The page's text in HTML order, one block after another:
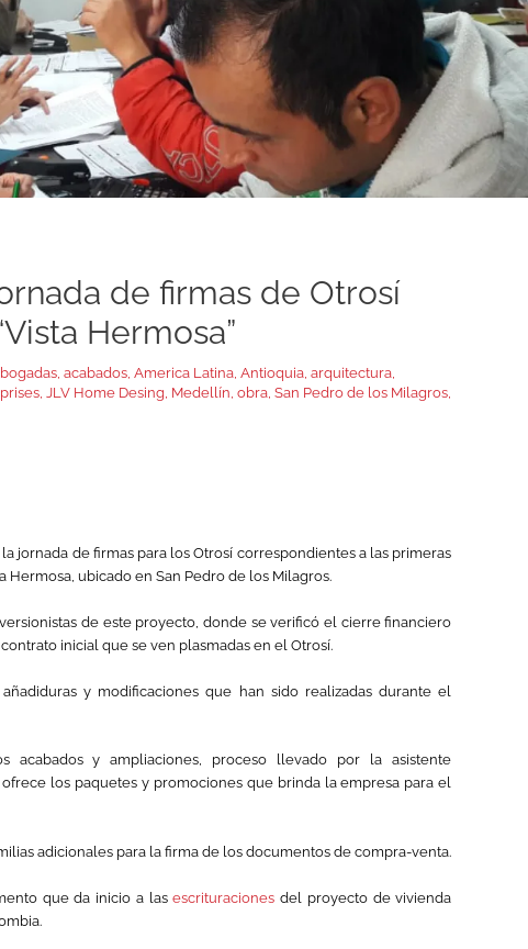
de firmas de Otrosí
Hermosa”
, acabados, America Latina, Antioquia, arquitectura,
, JLV Home Desing, Medellín, obra, San Pedro de los Milagros,
jornada de firmas para los Otrosí correspondientes a las primeras
Hermosa, ubicado en San Pedro de los Milagros.
de este proyecto, donde se verificó el cierre financiero
inicial que se ven plasmadas en el Otrosí.
y modificaciones que han sido realizadas durante el
acabados y ampliaciones, proceso llevado por la asistente
los paquetes y promociones que brinda la empresa para el
adicionales para la firma de los documentos de compra-venta.
que da inicio a lasescrituraciones del proyecto de vivienda